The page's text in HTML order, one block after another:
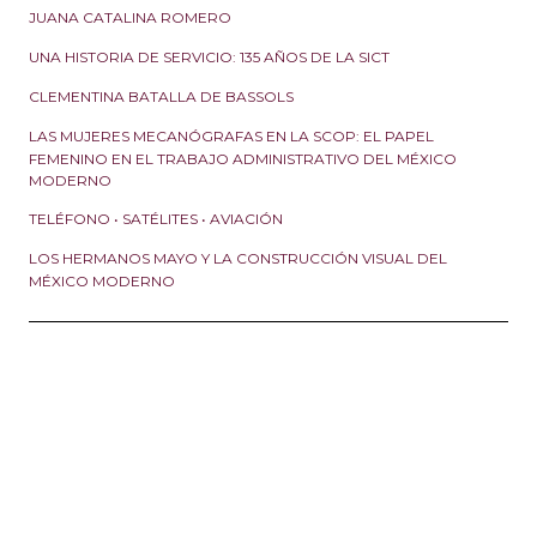
JUANA CATALINA ROMERO
UNA HISTORIA DE SERVICIO: 135 AÑOS DE LA SICT
CLEMENTINA BATALLA DE BASSOLS
LAS MUJERES MECANÓGRAFAS EN LA SCOP: EL PAPEL
FEMENINO EN EL TRABAJO ADMINISTRATIVO DEL MÉXICO
MODERNO
TELÉFONO • SATÉLITES • AVIACIÓN
LOS HERMANOS MAYO Y LA CONSTRUCCIÓN VISUAL DEL
MÉXICO MODERNO